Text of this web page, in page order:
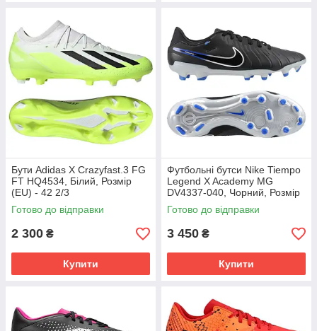
Бути Adidas X Crazyfast.3 FG
FT HQ4534, Білий, Розмір
(EU) - 42 2/3
Готово до відправки
2 300 ₴
Купити
Футбольні бутси Nike Tiempo
Legend X Academy MG
DV4337-040, Чорний, Розмір
(EU) - 43
Готово до відправки
3 450 ₴
Купити